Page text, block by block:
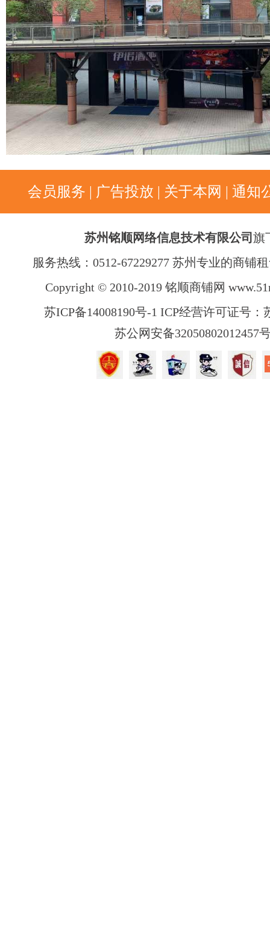
会员服务 广告投放 关于本网 通知
苏州铭顺网络信息技术有限公司 旗
服务热线：0512-67229277 苏州专业的商铺
Copyright © 2010-2019 铭顺商铺网
苏ICP备14008190号-1 ICP经营许可证号：
苏公网安备32050802012457